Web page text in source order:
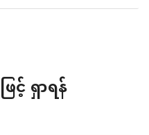
င့် ရှာရန်